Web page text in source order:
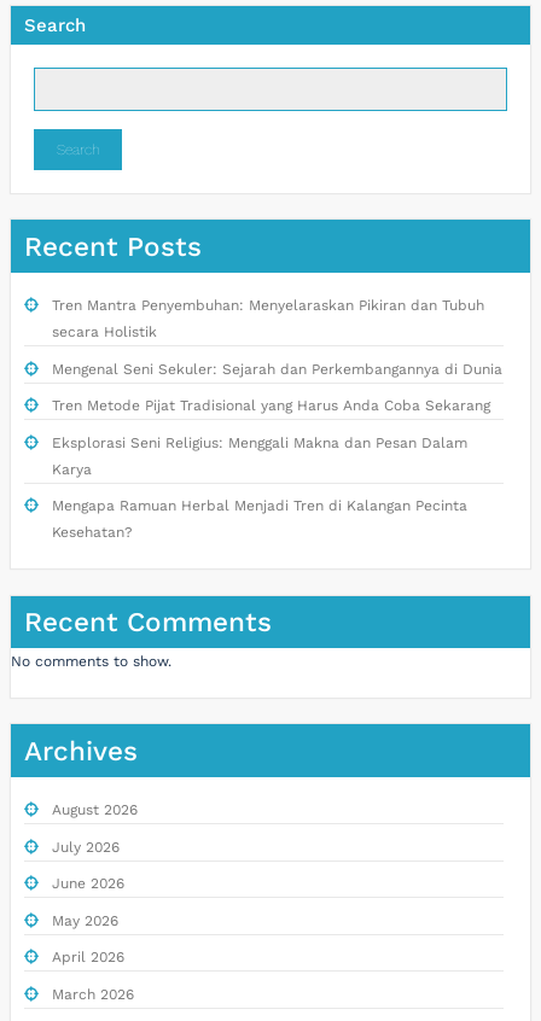
Search
Search
Recent Posts
Tren Mantra Penyembuhan: Menyelaraskan Pikiran dan Tubuh
secara Holistik
Mengenal Seni Sekuler: Sejarah dan Perkembangannya di Dunia
Tren Metode Pijat Tradisional yang Harus Anda Coba Sekarang
Eksplorasi Seni Religius: Menggali Makna dan Pesan Dalam
Karya
Mengapa Ramuan Herbal Menjadi Tren di Kalangan Pecinta
Kesehatan?
Recent Comments
No comments to show.
Archives
August 2026
July 2026
June 2026
May 2026
April 2026
March 2026